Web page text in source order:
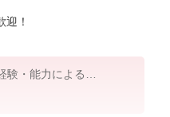
！
・能力による
間×20日＝246,400円